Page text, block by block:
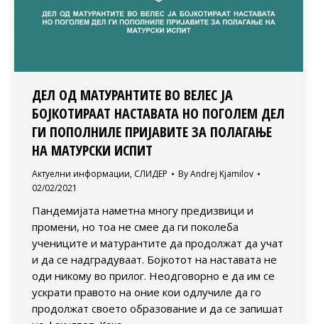
ДЕЛ ОД МАТУРАНТИТЕ ВО ВЕЛЕС ЈА
БОЈКОТИРААТ НАСТАВАТА НО ПОГОЛЕМ ДЕЛ
ГИ ПОПОЛНИЛЕ ПРИЈАВИТЕ ЗА ПОЛАГАЊЕ
НА МАТУРСКИ ИСПИТ
Актуелни информации, СЛИДЕР ByAndrej Kjamilov
02/02/2021
Пандемијата наметна многу предизвици и
промени, но тоа не смее да ги поколеба
учениците и матурантите да продолжат да учат
и да се надградуваат. Бојкотот на наставата не
оди никому во прилог. Неодговорно е да им се
ускрати правото на оние кои одлучиле да го
продолжат своето образование и да се запишат